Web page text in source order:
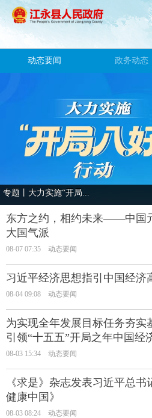
动态要闻 政务动态
专题丨大力实施“开局...
东方之约，相约未来——中国
大国气派
08-07 07:35 动态要闻
习近平经济思想指引中国经济
08-04 09:08 动态要闻
为实现全年发展目标任务夯
引领“十五五”开局之年中国经
08-03 15:34 动态要闻
《求是》杂志发表习近平总
健康中国》
08-03 08:24 动态要闻